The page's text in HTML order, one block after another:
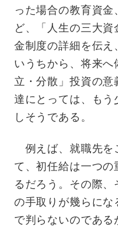
った場合の教育資
ど、「人生の三大
金制度の詳細を伝
いうちから、将来
立・分散」投資の
達にとっては、も
しそうである。
例えば、就職先を
て、初任給は一つ
るだろう。その際
の手取りが幾らにな
で判らないのであ